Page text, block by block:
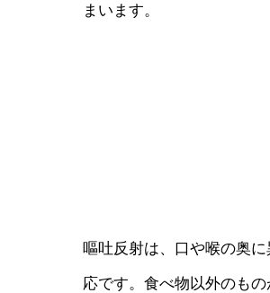
まいます。
嘔吐反射は、口や喉の奥
応です。食べ物以外のも